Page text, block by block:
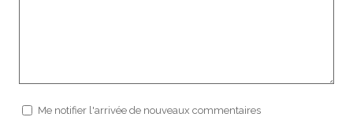
Me notifier l'arrivée de nouveaux commentaires